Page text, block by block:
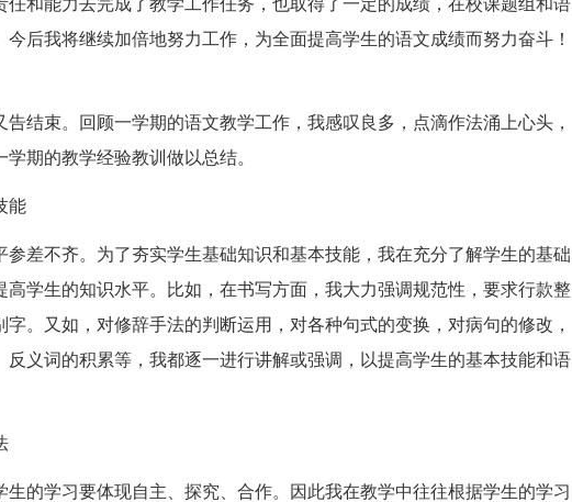
任和能力去完成了教学工作任务，也取得了一定的成绩，在校课题组和语
后我将继续加倍地努力工作，为全面提高学生的语文成绩而努力奋斗！
结束。回顾一学期的语文教学工作，我感叹良多，点滴作法涌上心头，
期的教学经验教训做以总结。
能
参差不齐。为了夯实学生基础知识和基本技能，我在充分了解学生的基础
高学生的知识水平。比如，在书写方面，我大力强调规范性，要求行款整
。又如，对修辞手法的判断运用，对各种句式的变换，对病句的修改，
反义词的积累等，我都逐一进行讲解或强调，以提高学生的基本技能和语
生的学习要体现自主、探究、合作。因此我在教学中往往根据学生的学习